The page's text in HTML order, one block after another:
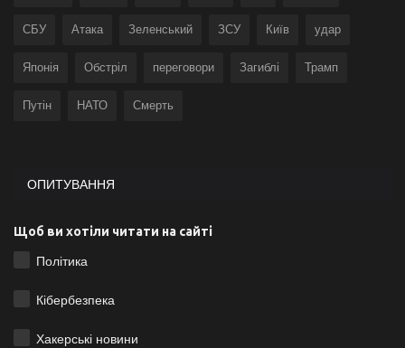
СБУ Атака Зеленський ЗСУ Київ удар
Японія Обстріл переговори Загиблі Трамп
Путін НАТО Смерть
ОПИТУВАННЯ
Щоб ви хотіли читати на сайті
Політика
Кібербезпека
Хакерські новини